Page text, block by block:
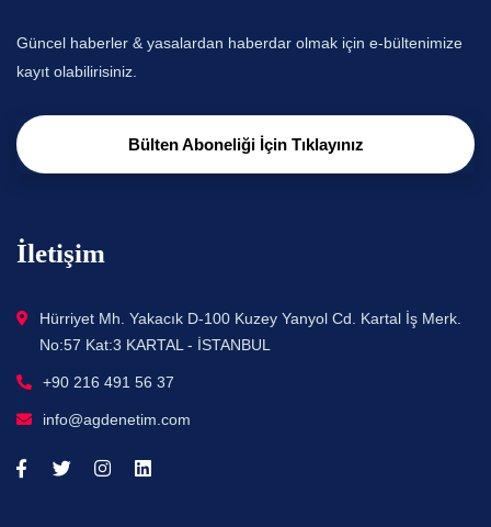
Güncel haberler & yasalardan haberdar olmak için e-bültenimize
kayıt olabilirisiniz.
Bülten Aboneliği İçin Tıklayınız
İletişim
Hürriyet Mh. Yakacık D-100 Kuzey Yanyol Cd. Kartal İş Merk.
No:57 Kat:3 KARTAL - İSTANBUL
+90 216 491 56 37
info@agdenetim.com